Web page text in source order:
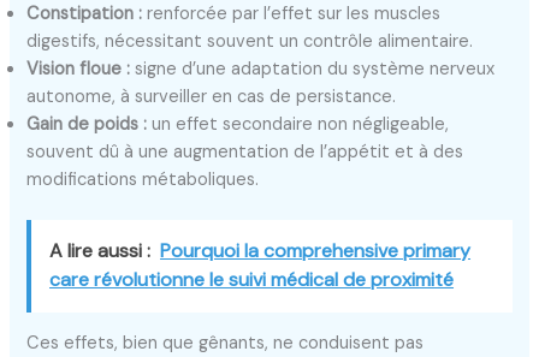
Constipation : renforcée par l’effet sur les muscles
digestifs, nécessitant souvent un contrôle alimentaire.
Vision floue : signe d’une adaptation du système nerveux
autonome, à surveiller en cas de persistance.
Gain de poids : un effet secondaire non négligeable,
souvent dû à une augmentation de l’appétit et à des
modifications métaboliques.
A lire aussi : Pourquoi la comprehensive primary
care révolutionne le suivi médical de proximité
Ces effets, bien que gênants, ne conduisent pas